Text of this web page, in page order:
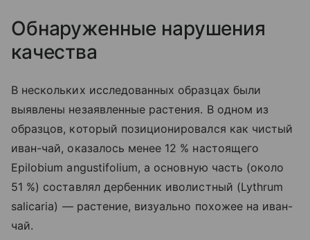
Обнаруженные нарушения
качества
В нескольких исследованных образцах были
выявлены незаявленные растения. В одном из
образцов, который позиционировался как чистый
иван-чай, оказалось менее 12 % настоящего
Epilobium angustifolium, а основную часть (около
51 %) составлял дербенник иволистный (Lythrum
salicaria) — растение, визуально похожее на иван-
чай.